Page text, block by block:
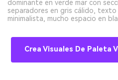
dominante en verde mar con
separadores en gris cálido,
minimalista, mucho espacio en
Crea Visuales De Paleta